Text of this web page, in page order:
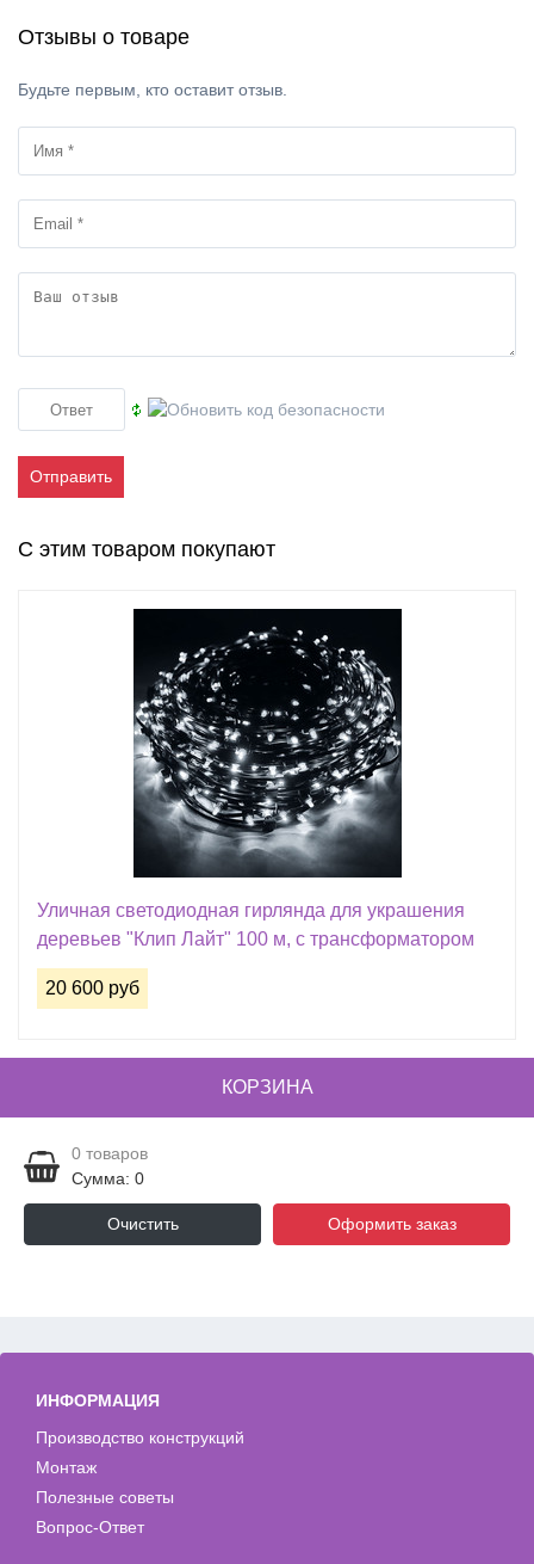
Отзывы о товаре
Будьте первым, кто оставит отзыв.
Отправить
С этим товаром покупают
Уличная светодиодная гирлянда для украшения
деревьев "Клип Лайт" 100 м, с трансформатором
20 600 руб
КОРЗИНА
0 товаров
Сумма: 0
Очистить Оформить заказ
ИНФОРМАЦИЯ
Производство конструкций
Монтаж
Полезные советы
Вопрос-Ответ